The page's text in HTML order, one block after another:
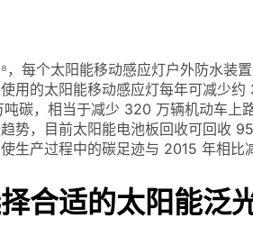
，每个太阳能移动感应灯户外防水装
用的太阳能移动感应灯每年可减少约
碳，相当于减少 320 万辆机动车上路
势，目前太阳能电池板回收可回收
生产过程中的碳足迹与 2015 年相比
合适的太阳能泛